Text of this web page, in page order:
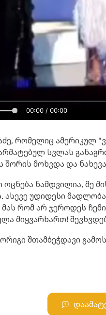
00:00 / 00:00
რომელიც ამერიკულ
სვლას
მოხვდა და
ოცნება ნამდვილია, მე
ასევე უდიდესი
რომ არ ჯეროდეს
მიყვარხართ!
შთამბეჭდავი